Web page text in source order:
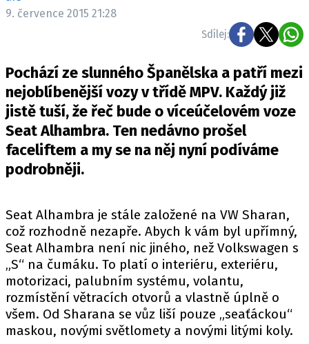
TESTY ELEKTROMOBILŮ
TRH S ELEKTROMOBILY
RALLY
OSTATNÍ
Z DOMOVA
ZE SVĚTA
MOTORSPORT
PIT LANE
ČEŠI V AKCI
9. července 2015 21:28
Sdílej:
Pochází ze slunného Španělska a patří mezi
nejoblíbenější vozy v třídě MPV. Každý již
jistě tuší, že řeč bude o víceúčelovém voze
Seat Alhambra. Ten nedávno prošel
faceliftem a my se na něj nyní podíváme
podrobněji.
Seat Alhambra je stále založené na VW Sharan,
což rozhodně nezapře. Abych k vám byl upřímný,
Seat Alhambra není nic jiného, než Volkswagen s
„S“ na čumáku. To platí o interiéru, exteriéru,
motorizaci, palubním systému, volantu,
rozmístění větracích otvorů a vlastně úplně o
všem. Od Sharana se vůz liší pouze „seaťáckou“
maskou, novými světlomety a novými litými koly.